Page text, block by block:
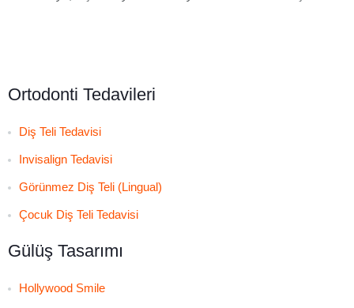
Ortodonti Tedavileri
Diş Teli Tedavisi
Invisalign Tedavisi
Görünmez Diş Teli (Lingual)
Çocuk Diş Teli Tedavisi
Gülüş Tasarımı
Hollywood Smile